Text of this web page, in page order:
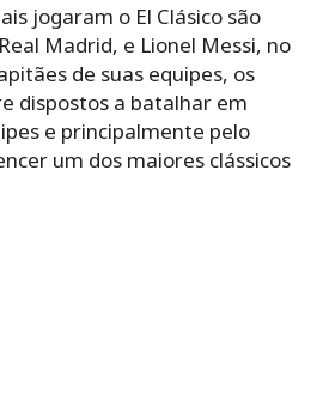
jogaram o El Clásico são
Madrid, e Lionel Messi, no
de suas equipes, os
dispostos a batalhar em
e principalmente pelo
um dos maiores clássicos